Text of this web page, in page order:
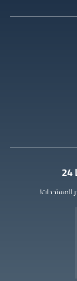
المستجدات!